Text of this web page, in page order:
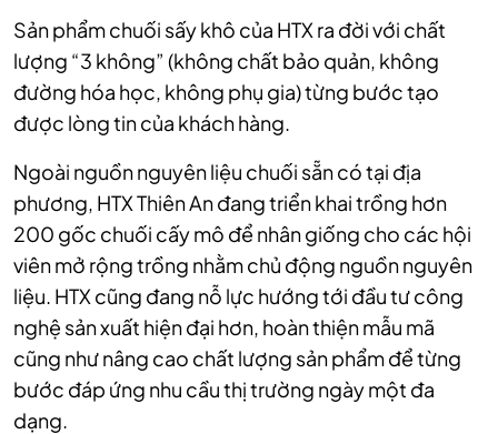
Sản phẩm chuối sấy khô của HTX ra đời với chất
lượng “3 không” (không chất bảo quản, không
đường hóa học, không phụ gia) từng bước tạo
được lòng tin của khách hàng.
Ngoài nguồn nguyên liệu chuối sẵn có tại địa
phương, HTX Thiên An đang triển khai trồng hơn
200 gốc chuối cấy mô để nhân giống cho các hội
viên mở rộng trồng nhằm chủ động nguồn nguyên
liệu. HTX cũng đang nỗ lực hướng tới đầu tư công
nghệ sản xuất hiện đại hơn, hoàn thiện mẫu mã
cũng như nâng cao chất lượng sản phẩm để từng
bước đáp ứng nhu cầu thị trường ngày một đa
dạng.